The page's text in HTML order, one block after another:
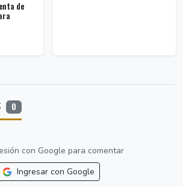
de
0
con Google para comentar
Ingresar con Google